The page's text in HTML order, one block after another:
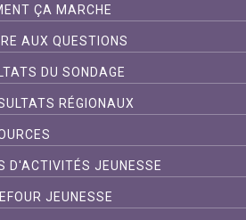
ÇA MARCHE
AUX QUESTIONS
DU SONDAGE
RÉGIONAUX
D'ACTIVITÉS JEUNESSE
JEUNESSE